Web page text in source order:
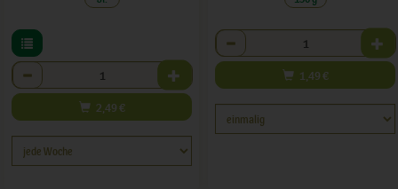
Anzahl
2,49 €
Anzahl
1,49 €